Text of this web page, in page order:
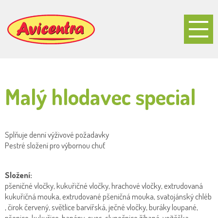
Malý hlodavec special
Splňuje denní výživové požadavky
Pestré složení pro výbornou chuť
Složení:
pšeničné vločky, kukuřičné vločky, hrachové vločky, extrudovaná
kukuřičná mouka, extrudované pšeničná mouka, svatojánský chléb
, čirok červený, světlice barvířská, ječné vločky, buráky loupané,